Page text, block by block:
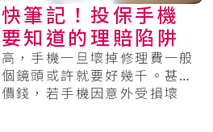
筆記！投保手機
知道的理賠陷阱
，手機一旦壞掉修理費一般
鏡頭或許就要好幾千。甚至
錢，若手機因意外受損壞